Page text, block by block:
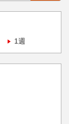
1週